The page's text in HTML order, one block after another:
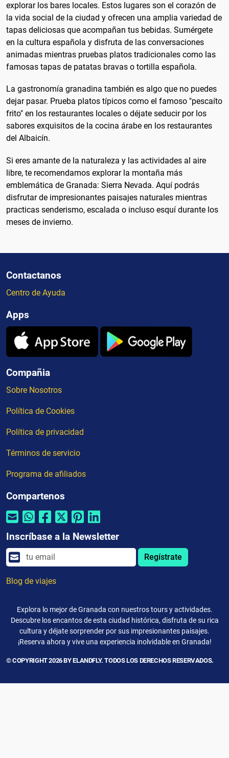
explorar los bares locales. Estos lugares son el corazón de
la vida social de la ciudad y ofrecen una amplia variedad de
tapas deliciosas que acompañan tus bebidas. Sumérgete
en la cultura española y disfruta de las conversaciones
animadas mientras pruebas platos tradicionales como las
famosas tapas de patatas bravas o tortilla española.
La gastronomía granadina también es algo que no puedes
dejar pasar. Prueba platos típicos como el famoso "pescaíto
frito" en los restaurantes locales o déjate seducir por los
sabores exquisitos de la cocina árabe en los restaurantes
del Albaicín.
Si eres amante de la naturaleza y las actividades al aire
libre, te recomendamos explorar la montaña más
emblemática de Granada: Sierra Nevada. Aquí podrás
disfrutar de impresionantes paisajes naturales mientras
practicas senderismo, escalada o incluso esquí durante los
meses de invierno.
Contactanos
Centro de Ayuda
Apps
Compañia
Sobre Nosotros
Política de Cookies
Política de privacidad
Términos de servicio
Programa de afiliados
Compartenos
Inscríbase a la Newsletter
Regístrate
Blog de viajes
Explora lo mejor de Granada con nuestros tours y actividades.
Descubre los encantos de esta ciudad histórica, disfruta de su rica
cultura y déjate sorprender por sus impresionantes paisajes.
¡Reserva ahora y vive una experiencia inolvidable en Granada!
© COPYRIGHT 2026 BY ELANDFLY. TODOS LOS DERECHOS RESERVADOS.